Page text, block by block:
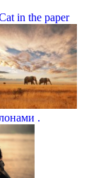
in the paper
.